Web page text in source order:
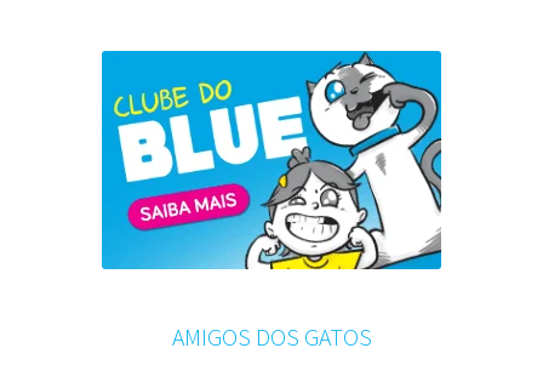
AMIGOS DOS GATOS